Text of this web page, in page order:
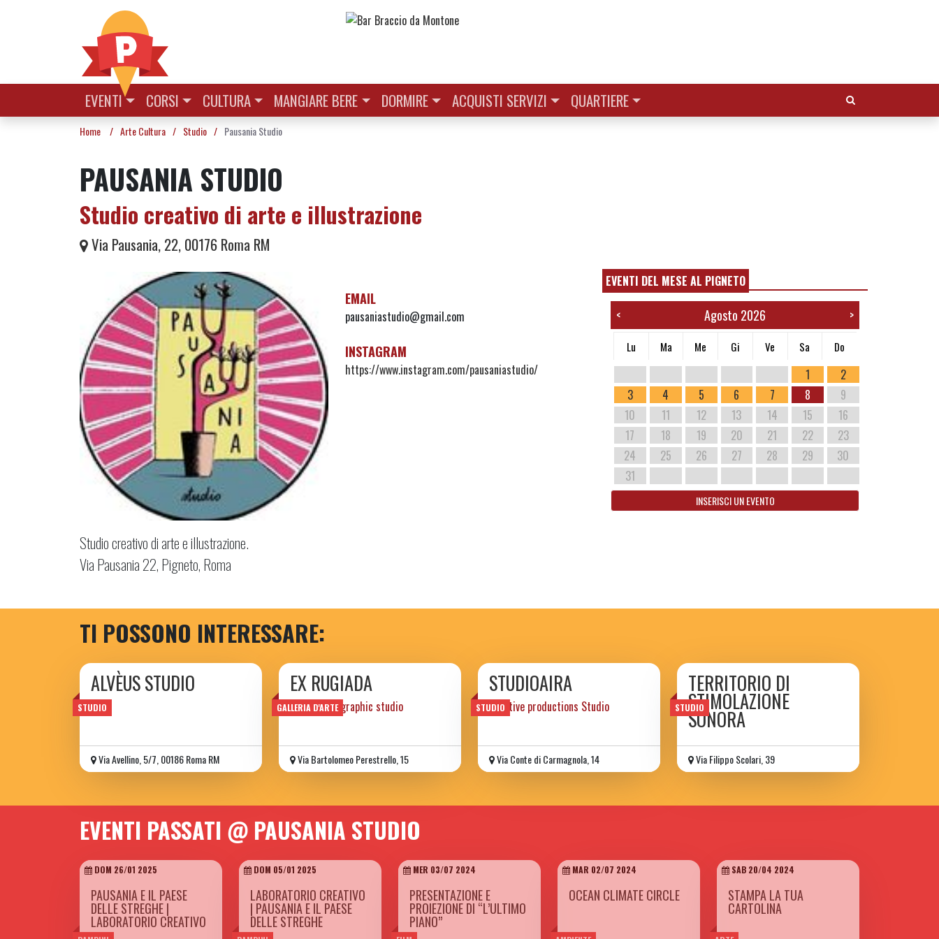
EVENTI CORSI CULTURA MANGIARE BERE DORMIRE ACQUISTI SERVIZI QUARTIERE Cerca:
Home / Arte Cultura / Studio / Pausania Studio
PAUSANIA STUDIO
Studio creativo di arte e illustrazione
Via Pausania, 22, 00176 Roma RM
Studio creativo di arte e illustrazione.
Via Pausania 22, Pigneto, Roma
EMAIL
pausaniastudio@gmail.com
INSTAGRAM
https://www.instagram.com/pausaniastudio/
EVENTI DEL MESE AL PIGNETO
< Agosto 2026 >
Lu Ma Me Gi Ve Sa Do
1
2
3
4 5 6 7 8
9
10
11 12 13 14 15
16
17
18 19 20 21 22
23
24
25 26 27 28 29
30
31
INSERISCI UN EVENTO
TI POSSONO INTERESSARE:
STUDIO
ALVÈUS STUDIO
Via Avellino, 5/7, 00186 Roma RM
GALLERIA D'ARTE
EX RUGIADA
art & photographic studio
Via Bartolomeo Perestrello, 15
STUDIO
STUDIOAIRA
Creative productions Studio
Via Conte di Carmagnola, 14
STUDIO
TERRITORIO DI
STIMOLAZIONE
SONORA
Via Filippo Scolari, 39
EVENTI PASSATI @ PAUSANIA STUDIO
DOM 26/01 2025
PAUSANIA E IL PAESE
DELLE STREGHE |
LABORATORIO CREATIVO
DOM 05/01 2025
LABORATORIO CREATIVO
| PAUSANIA E IL PAESE
DELLE STREGHE
MER 03/07 2024
PRESENTAZIONE E
PROIEZIONE DI “L’ULTIMO
PIANO”
MAR 02/07 2024
OCEAN CLIMATE CIRCLE
SAB 20/04 2024
STAMPA LA TUA
CARTOLINA